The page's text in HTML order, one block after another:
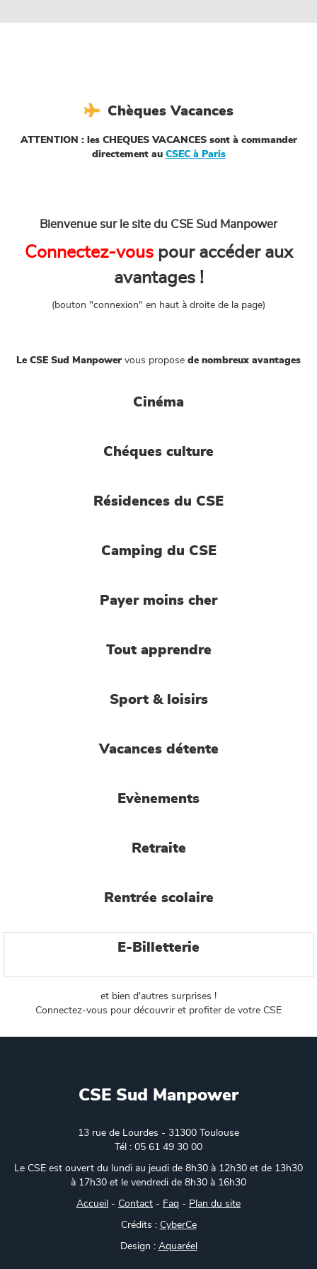
 Chèques Vacances
ATTENTION : les CHEQUES VACANCES sont à commander
directement au CSEC à Paris
Bienvenue sur le site du CSE Sud Manpower
Connectez-vouspour accéder aux
avantages !
(bouton "connexion" en haut à droite de la page)
Le CSE Sud Manpower vous propose de nombreux avantages
Cinéma
Chéques culture
Résidences du CSE
Camping du CSE
Payer moins cher
Tout apprendre
Sport & loisirs
Vacances détente
Evènements
Retraite
Rentrée scolaire
E-Billetterie
et bien d'autres surprises !
Connectez-vous pour découvrir et profiter de votre CSE
CSE Sud Manpower
13 rue de Lourdes - 31300 Toulouse
Tél : 05 61 49 30 00
Le CSE est ouvert du lundi au jeudi de 8h30 à 12h30 et de 13h30
à 17h30 et le vendredi de 8h30 à 16h30
Accueil - Contact - Faq - Plan du site
Crédits : CyberCe
Design : Aquaréel